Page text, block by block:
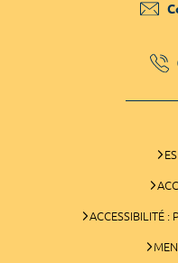
ACCESSIBILITÉ :